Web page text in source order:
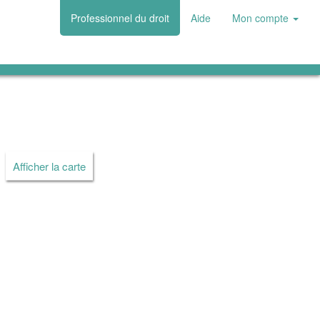
Professionnel du droit Aide Mon compte
Afficher la carte